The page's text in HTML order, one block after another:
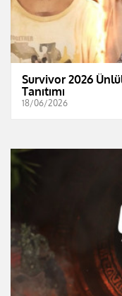
Survivor 2026
Tanıtımı
18/06/2026